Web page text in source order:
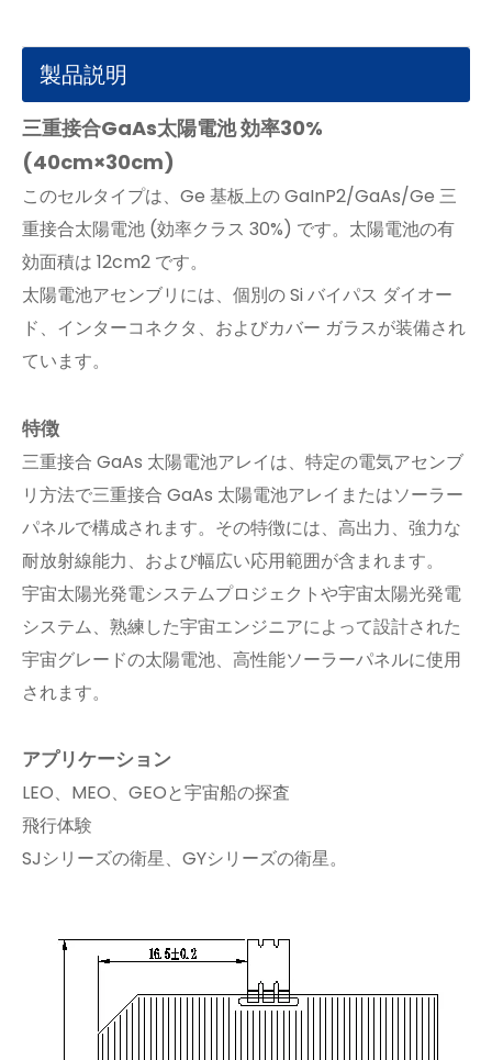
製品説明
三重接合GaAs太陽電池 効率30%
(40cm×30cm)
このセルタイプは、Ge 基板上の GaInP2/GaAs/Ge 三
重接合太陽電池 (効率クラス 30%) です。太陽電池の有
効面積は 12cm2 です。
太陽電池アセンブリには、個別の Si バイパス ダイオー
ド、インターコネクタ、およびカバー ガラスが装備され
ています。
特徴
三重接合 GaAs 太陽電池アレイは、特定の電気アセンブ
リ方法で三重接合 GaAs 太陽電池アレイまたはソーラー
パネルで構成されます。その特徴には、高出力、強力な
耐放射線能力、および幅広い応用範囲が含まれます。
宇宙太陽光発電システムプロジェクトや宇宙太陽光発電
システム、熟練した宇宙エンジニアによって設計された
宇宙グレードの太陽電池、高性能ソーラーパネルに使用
されます。
アプリケーション
LEO、MEO、GEOと宇宙船の探査
飛行体験
SJシリーズの衛星、GYシリーズの衛星。